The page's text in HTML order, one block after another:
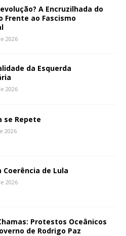
A Encruzilhada do
Frente ao Fascismo
2026
da Esquerda
2026
se Repete
2026
Coerência de Lula
2026
Protestos Oceânicos
de Rodrigo Paz